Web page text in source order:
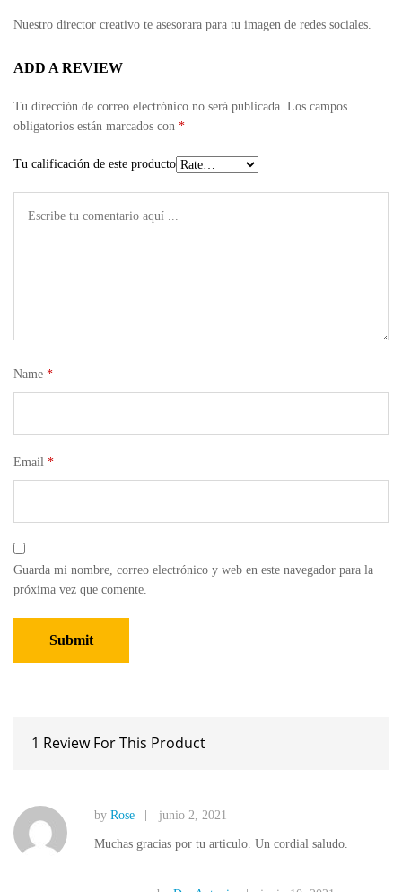
Nuestro director creativo te asesorara para tu imagen de redes sociales.
ADD A REVIEW
Tu dirección de correo electrónico no será publicada. Los campos
obligatorios están marcados con *
Tu calificación de este producto
Name *
Email *
Guarda mi nombre, correo electrónico y web en este navegador para la
próxima vez que comente.
1 Review For This Product
by Rose junio 2, 2021
Muchas gracias por tu articulo. Un cordial saludo.